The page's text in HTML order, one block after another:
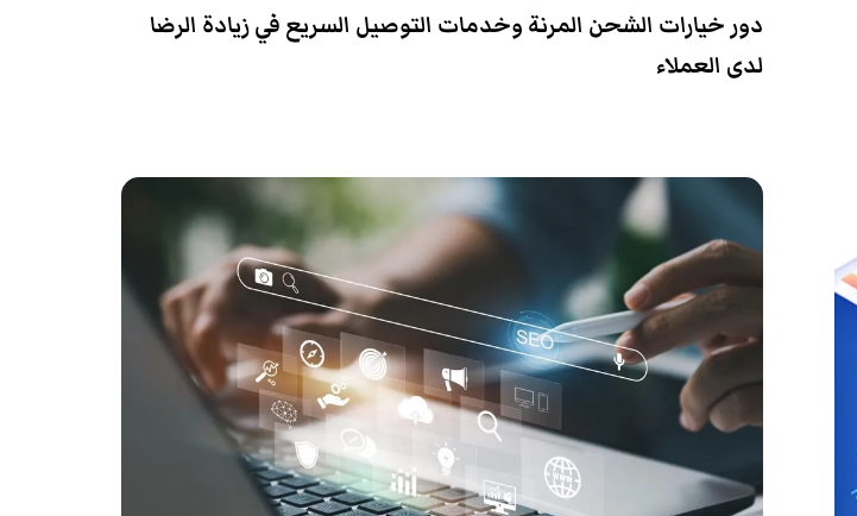
دور خيارات الشحن المرنة وخدمات التوصيل السريع في زيادة الرضا
لدى العملاء